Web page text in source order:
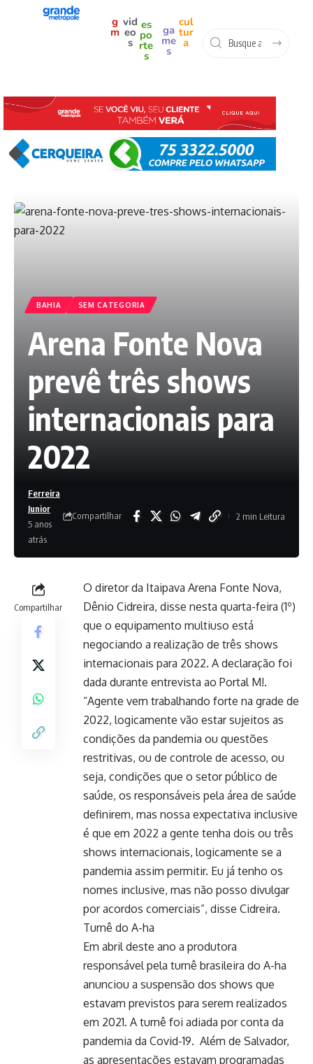
g
m
vid
eo
s
es
po
rte
s
ga
me
s
cul
tur
a
BAHIA SEM CATEGORIA
Arena Fonte Nova
prevê três shows
internacionais para
2022
Ferreira
Junior
5 anos
atrás
Compartilhar 2 min Leitura
Compartilhar
O diretor da Itaipava Arena Fonte Nova,
Dênio Cidreira, disse nesta quarta-feira (1º)
que o equipamento multiuso está
negociando a realização de três shows
internacionais para 2022. A declaração foi
dada durante entrevista ao Portal M!.
“Agente vem trabalhando forte na grade de
2022, logicamente vão estar sujeitos as
condições da pandemia ou questões
restritivas, ou de controle de acesso, ou
seja, condições que o setor público de
saúde, os responsáveis pela área de saúde
definirem, mas nossa expectativa inclusive
é que em 2022 a gente tenha dois ou três
shows internacionais, logicamente se a
pandemia assim permitir. Eu já tenho os
nomes inclusive, mas não posso divulgar
por acordos comerciais”, disse Cidreira.
Turnê do A-ha
Em abril deste ano a produtora
responsável pela turnê brasileira do A-ha
anunciou a suspensão dos shows que
estavam previstos para serem realizados
em 2021. A turnê foi adiada por conta da
pandemia da Covid-19. Além de Salvador,
as apresentações estavam programadas